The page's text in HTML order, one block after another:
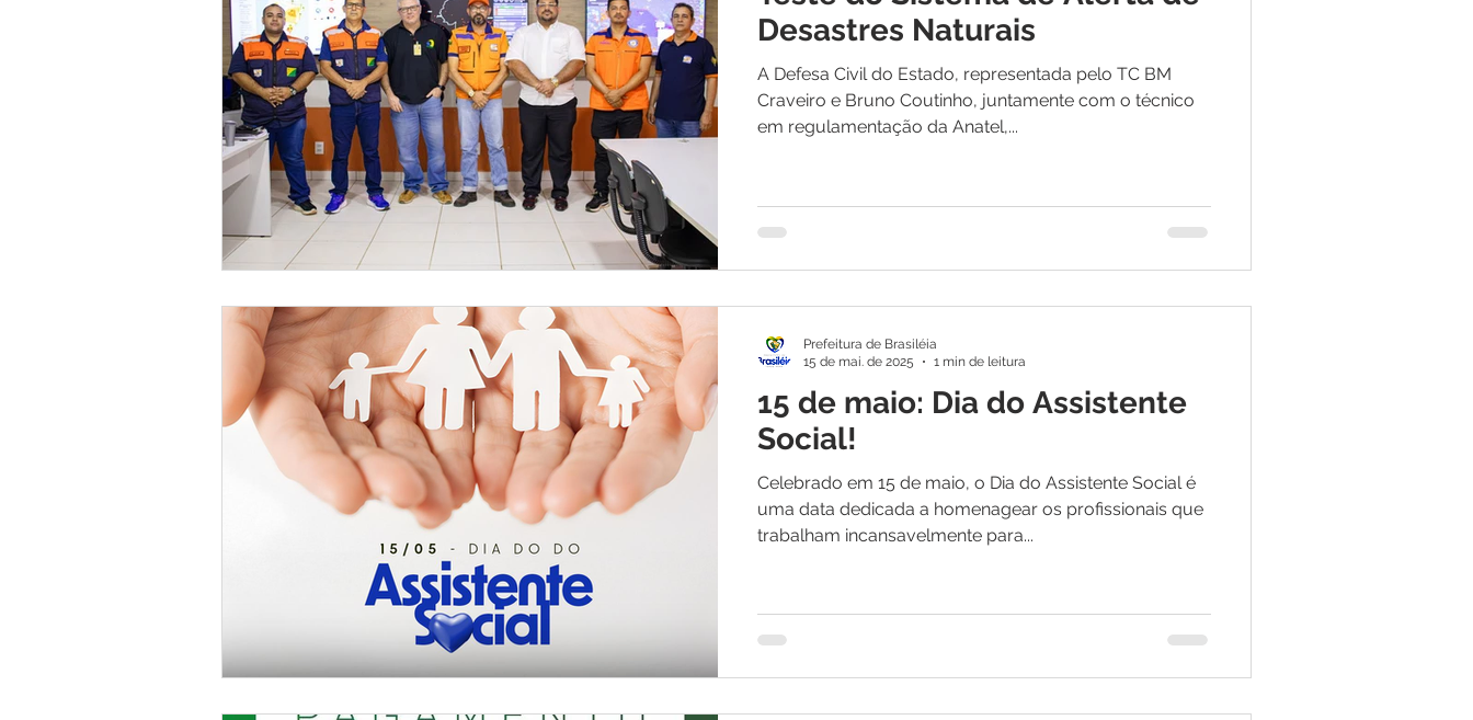
Institucional e Governo Licitações Campanhas Datas Comemorativas Dengue
Convênios e Parcerias Nota de Esclarecimento Emenda Parlamentar Nota de Pesar Defesa Civil
Alagação e Enchente Comunidade Seminários
Homenagem e Agradecimento Lazer Aviso
Desastres Naturais
A Defesa Civil do Estado, representada pelo TC BM
Craveiro e Bruno Coutinho, juntamente com o técnico
em regulamentação da Anatel,...
15 de maio: Dia do Assistente
Social!
Celebrado em 15 de maio, o Dia do Assistente Social é
uma data dedicada a homenagear os profissionais que
trabalham incansavelmente para...
Prefeitura de Brasiléia
15 de mai. de 2025
1 min de leitura